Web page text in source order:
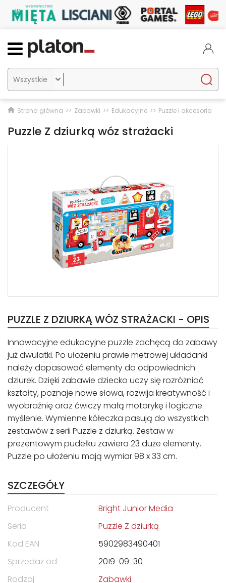

Strona główna Zabawki Edukacyjne Puzzle i akcesoria
Puzzle Z dziurką wóz strażacki
PUZZLE Z DZIURKĄ WÓZ STRAŻACKI - OPIS
Innowacyjne edukacyjne puzzle zachęcą do zabawy
już dwulatki. Po ułożeniu prawie metrowej układanki
należy dopasować elementy do odpowiednich
dziurek. Dzięki zabawie dziecko uczy się rozróżniać
kształty, poznaje nowe słowa, rozwija kreatywność i
wyobraźnię oraz ćwiczy małą motorykę i logiczne
myślenie. Wymienne kółeczka pasują do wszystkich
zestawów z serii Puzzle z dziurką. Zestaw w
prezentowym pudełku zawiera 23 duże elementy.
Puzzle po ułożeniu mają wymiar 98 x 33 cm.
SZCZEGÓŁY
Producent
Bright Junior Media
Seria
Puzzle Z dziurką
Kod EAN
5902983490401
Sprzedaż od
2019-09-30
Rodzaj
Zabawki